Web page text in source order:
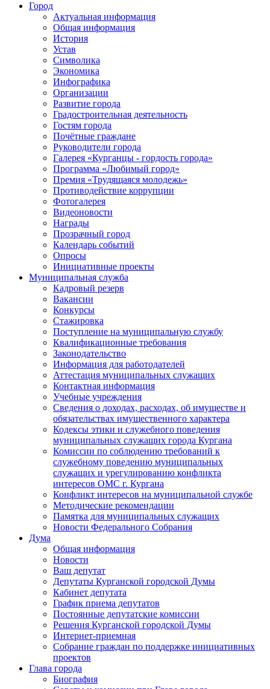
Город
Актуальная информация
Общая информация
История
Устав
Символика
Экономика
Инфографика
Организации
Развитие города
Градостроительная деятельность
Гостям города
Почётные граждане
Руководители города
Галерея «Курганцы - гордость города»
Программа «Любимый город»
Премия «Трудящаяся молодежь»
Противодействие коррупции
Фотогалерея
Видеоновости
Награды
Прозрачный город
Календарь событий
Опросы
Инициативные проекты
Муниципальная служба
Кадровый резерв
Вакансии
Конкурсы
Стажировка
Поступление на муниципальную службу
Квалификационные требования
Законодательство
Информация для работодателей
Аттестация муниципальных служащих
Контактная информация
Учебные учреждения
Сведения о доходах, расходах, об имуществе и
обязательствах имущественного характера
Кодексы этики и служебного поведения
муниципальных служащих города Кургана
Комиссии по соблюдению требований к
служебному поведению муниципальных
служащих и урегулированию конфликта
интересов ОМС г. Кургана
Конфликт интересов на муниципальной службе
Методические рекомендации
Памятка для муниципальных служащих
Новости Федерального Cобрания
Дума
Общая информация
Новости
Ваш депутат
Депутаты Курганской городской Думы
Кабинет депутата
График приема депутатов
Постоянные депутатские комиссии
Решения Курганской городской Думы
Интернет-приемная
Собрание граждан по поддержке инициативных
проектов
Глава города
Биография